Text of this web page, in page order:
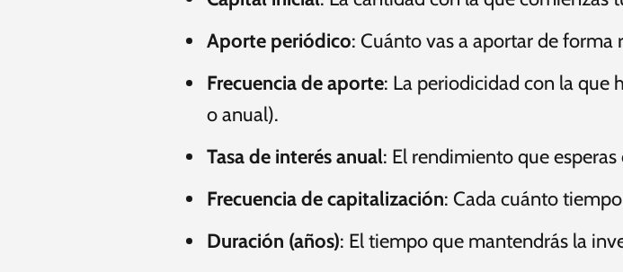
Aporte periódico: Cuánto vas a aportar de forma
Frecuencia de aporte: La periodicidad con la que
o anual).
Tasa de interés anual: El rendimiento que
Frecuencia de capitalización: Cada cuánto
Duración (años): El tiempo que mantendrás la